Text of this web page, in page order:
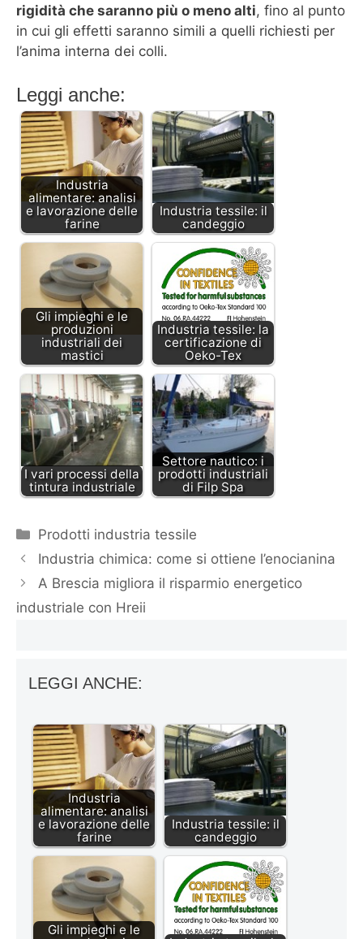
rigidità che saranno più o meno alti, fino al punto
in cui gli effetti saranno simili a quelli richiesti per
l’anima interna dei colli.
Leggi anche:
Industria
alimentare: analisi
e lavorazione delle
farine
Industria tessile: il
candeggio
Gli impieghi e le
produzioni
industriali dei
mastici
Industria tessile: la
certificazione di
Oeko-Tex
I vari processi della
tintura industriale
Settore nautico: i
prodotti industriali
di Filp Spa
Categorie
Prodotti industria tessile
Industria chimica: come si ottiene l’enocianina
A Brescia migliora il risparmio energetico
industriale con Hreii
LEGGI ANCHE:
Industria
alimentare: analisi
e lavorazione delle
farine
Industria tessile: il
candeggio
Gli impieghi e le